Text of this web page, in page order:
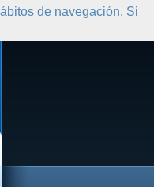
de navegación. Si